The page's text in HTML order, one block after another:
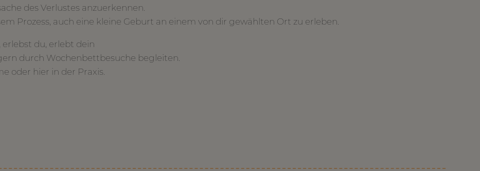
des Verlustes anzuerkennen.
Prozess, auch eine kleine Geburt an einem von dir gewählten Ort zu erleben.
du, erlebt dein
durch Wochenbettbesuche begleiten.
oder hier in der Praxis.